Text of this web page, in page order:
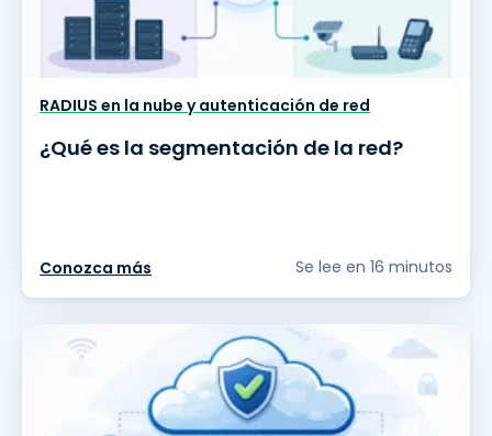
RADIUS en la nube y autenticación de red
¿Qué es la segmentación de la red?
Conozca más Se lee en 16 minutos